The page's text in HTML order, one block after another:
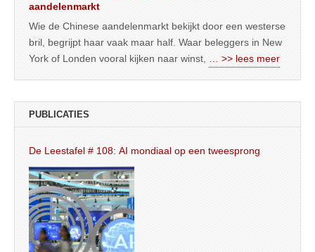
aandelenmarkt
Wie de Chinese aandelenmarkt bekijkt door een westerse
bril, begrijpt haar vaak maar half. Waar beleggers in New
York of Londen vooral kijken naar winst,
… >> lees meer
PUBLICATIES
De Leestafel # 108: AI mondiaal op een tweesprong